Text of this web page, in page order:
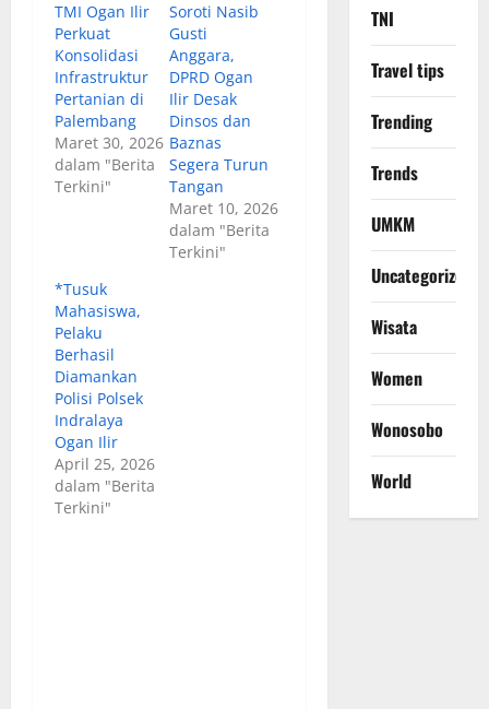
TMI Ogan Ilir
Perkuat
Konsolidasi
Infrastruktur
Pertanian di
Palembang
Maret 30, 2026
dalam "Berita
Terkini"
Soroti Nasib
Gusti
Anggara,
DPRD Ogan
Ilir Desak
Dinsos dan
Baznas
Segera Turun
Tangan
Maret 10, 2026
dalam "Berita
Terkini"
*Tusuk
Mahasiswa,
Pelaku
Berhasil
Diamankan
Polisi Polsek
Indralaya
Ogan Ilir
April 25, 2026
dalam "Berita
Terkini"
TNI
Travel tips
Trending
Trends
UMKM
Uncategorized
Wisata
Women
Wonosobo
World